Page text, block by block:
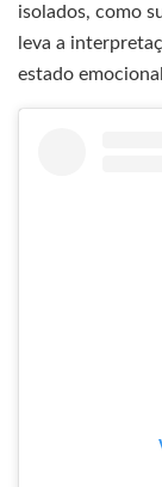
isolados, como
leva a
estado